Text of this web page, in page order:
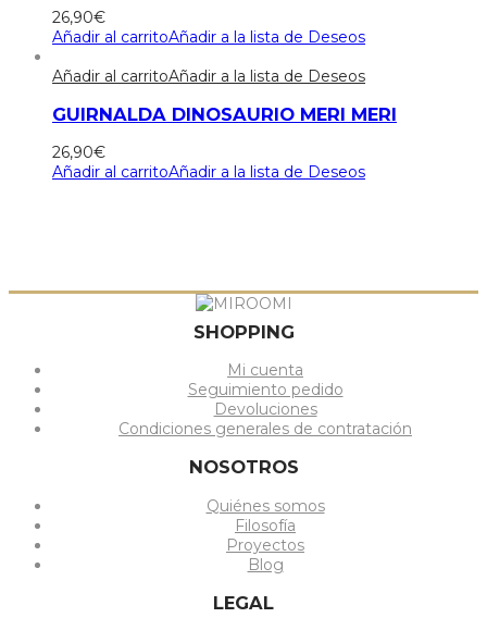
26,90€
Añadir al carritoAñadir a la lista de Deseos
Añadir al carritoAñadir a la lista de Deseos
GUIRNALDA DINOSAURIO MERI MERI
26,90€
Añadir al carritoAñadir a la lista de Deseos
SHOPPING
Mi cuenta
Seguimiento pedido
Devoluciones
Condiciones generales de contratación
NOSOTROS
Quiénes somos
Filosofía
Proyectos
Blog
LEGAL